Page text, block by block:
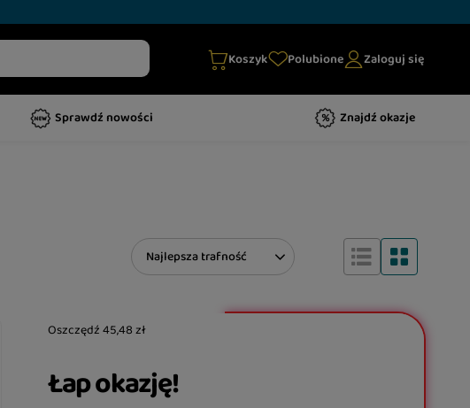
Koszyk Polubione Zaloguj się
Sprawdź nowości Znajdź okazje
Zmień sortowanie
Najlepsza trafność
Oszczędź45,48 zł
Łap okazję!